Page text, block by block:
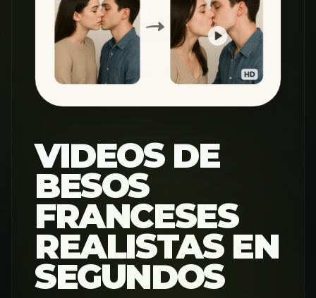
VIDEOS DE
BESOS
FRANCESES
REALISTAS EN
SEGUNDOS